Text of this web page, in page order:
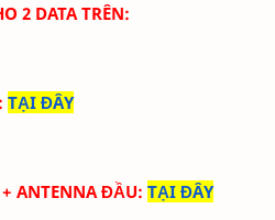
2 DATA TRÊN:
: TẠI ĐÂY
+ ANTENNA ĐẦU: TẠI ĐÂY